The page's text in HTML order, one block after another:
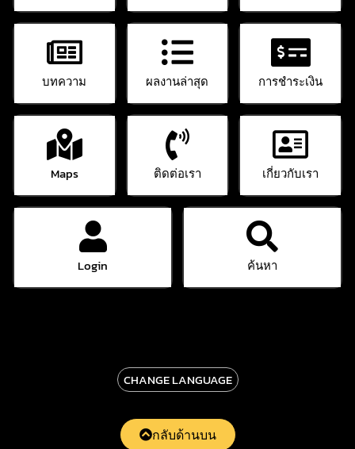
บทความ ผลงานล่าสุด การชำระเงิน
Maps ติดต่อเรา เกี่ยวกับเรา
Login ค้นหา
CHANGE LANGUAGE
กลับด้านบน